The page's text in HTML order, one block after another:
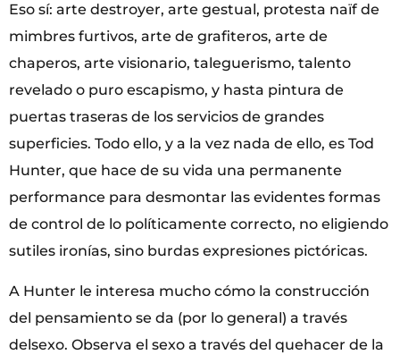
Eso sí: arte destroyer, arte gestual, protesta naïf de
mimbres furtivos, arte de grafiteros, arte de
chaperos, arte visionario, taleguerismo, talento
revelado o puro escapismo, y hasta pintura de
puertas traseras de los servicios de grandes
superficies. Todo ello, y a la vez nada de ello, es Tod
Hunter, que hace de su vida una permanente
performance para desmontar las evidentes formas
de control de lo políticamente correcto, no eligiendo
sutiles ironías, sino burdas expresiones pictóricas.
A Hunter le interesa mucho cómo la construcción
del pensamiento se da (por lo general) a través
delsexo. Observa el sexo a través del quehacer de la